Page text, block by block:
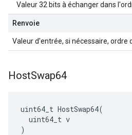
Valeur 32 bits à échanger dans
Renvoie
Valeur d'entrée, si nécessaire, ordre
HostSwap64
uint64_t HostSwap64(
  uint64_t v
)